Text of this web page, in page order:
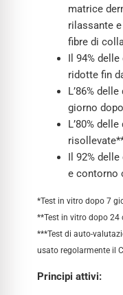
matrice
rilassante
fibre di
Il 94%
ridotte fin
L’86%
giorno
L’80%
Il 92%
e contorno
*Test in vitro dopo 7
**Test in vitro dopo 24
***Test di auto-
usato regolarmente il
Principi attivi: